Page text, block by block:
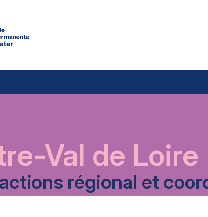
Val de Loire
régional et